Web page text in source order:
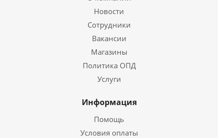
Новости
Сотрудники
Вакансии
Магазины
Политика ОПД
Услуги
Информация
Помощь
Условия оплаты